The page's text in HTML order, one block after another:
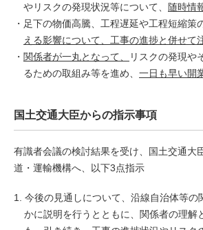
やリスクの発現状況等について、 随時情
足下の物価高騰、工程遅延や工程短縮策
える影響について、工事の進捗と併せて
関係者が一丸となって、
リスクの発現や
るための取組み等を進め、 一日も早い開
国土交通大臣からの指示事項
有識者会議の検討結果を受け、国土交通大
道・運輸機構へ、以下3点指示
1. 今後の見通しについて、沿線自治体等の
かに説明を行うとともに、関係者の理解